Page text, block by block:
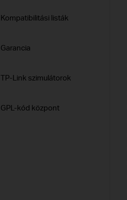
Kompatibilitási listák
Garancia
TP-Link szimulátorok
GPL-kód központ